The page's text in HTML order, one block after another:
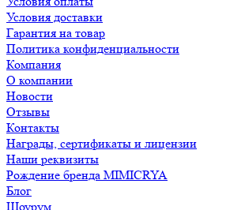
Условия доставки
Гарантия на товар
Политика конфиденциальности
Компания
О компании
Новости
Отзывы
Контакты
Награды, сертификаты и лицензии
Наши реквизиты
Рождение бренда MIMICRYA
Блог
Шоурум